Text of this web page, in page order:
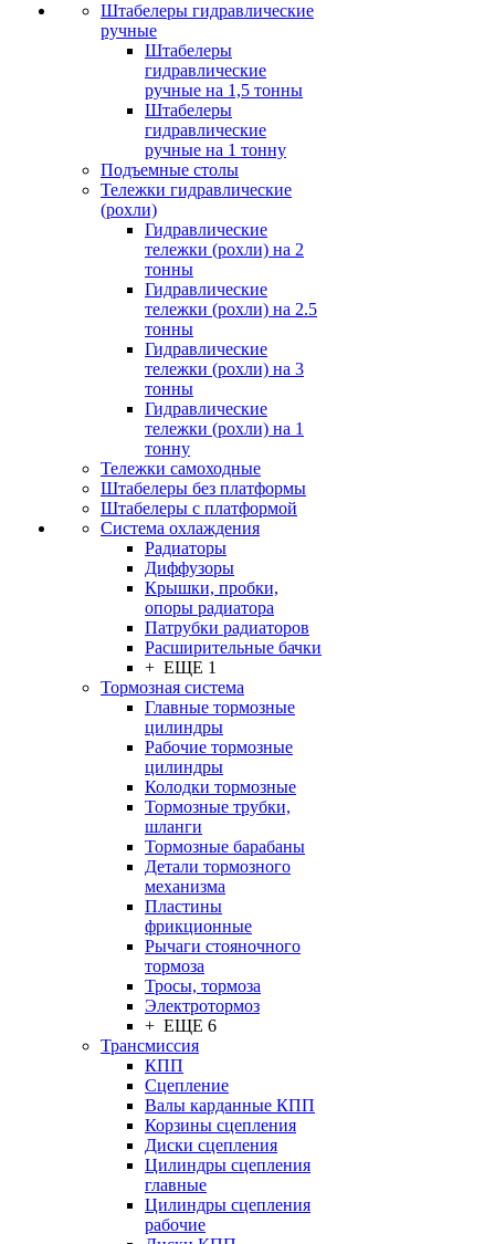
Штабелеры гидравлические
ручные
Штабелеры
гидравлические
ручные на 1,5 тонны
Штабелеры
гидравлические
ручные на 1 тонну
Подъемные столы
Тележки гидравлические
(рохли)
Гидравлические
тележки (рохли) на 2
тонны
Гидравлические
тележки (рохли) на 2.5
тонны
Гидравлические
тележки (рохли) на 3
тонны
Гидравлические
тележки (рохли) на 1
тонну
Тележки самоходные
Штабелеры без платформы
Штабелеры с платформой
Система охлаждения
Радиаторы
Диффузоры
Крышки, пробки,
опоры радиатора
Патрубки радиаторов
Расширительные бачки
+ ЕЩЕ 1
Тормозная система
Главные тормозные
цилиндры
Рабочие тормозные
цилиндры
Колодки тормозные
Тормозные трубки,
шланги
Тормозные барабаны
Детали тормозного
механизма
Пластины
фрикционные
Рычаги стояночного
тормоза
Тросы, тормоза
Электротормоз
+ ЕЩЕ 6
Трансмиссия
КПП
Сцепление
Валы карданные КПП
Корзины сцепления
Диски сцепления
Цилиндры сцепления
главные
Цилиндры сцепления
рабочие